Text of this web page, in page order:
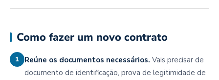
Como fazer um novo contrato
1 Reúne os documentos necessários. Vais precisar de
documento de identificação, prova de legitimidade de